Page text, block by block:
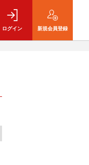
ログイン 新規会員登録